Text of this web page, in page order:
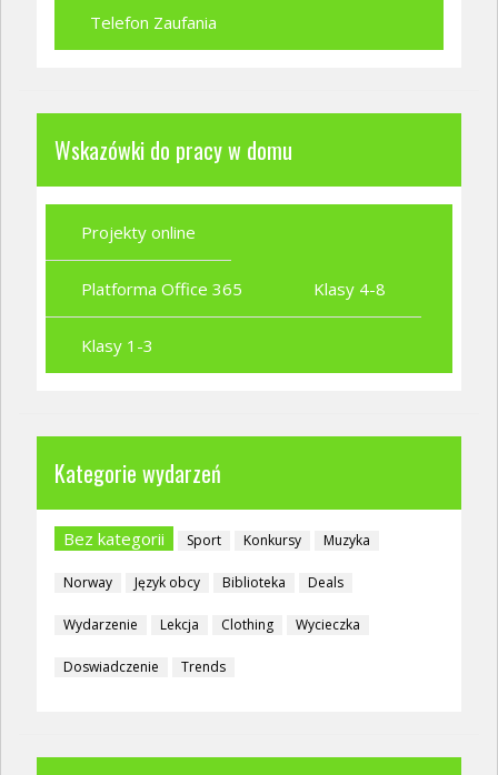
Telefon Zaufania
Wskazówki do pracy w domu
Projekty online
Platforma Office 365 Klasy 4-8
Klasy 1-3
Kategorie wydarzeń
Bez kategorii Sport Konkursy Muzyka
Norway Język obcy Biblioteka Deals
Wydarzenie Lekcja Clothing Wycieczka
Doswiadczenie Trends